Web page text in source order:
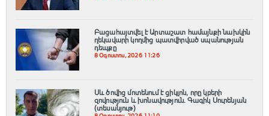
Բացահայտվել է Արտաշատ համայնքի նախկին
ղեկավարի կողմից պատվիրված սպանության
դեպքը
8 Օգոստոս, 2026 11:26
Սև ծովից մոտենում է ցիկլոն, որը կբերի
զովություն և խոնավություն․ Գագիկ Սուրենյան
(տեսանյութ)